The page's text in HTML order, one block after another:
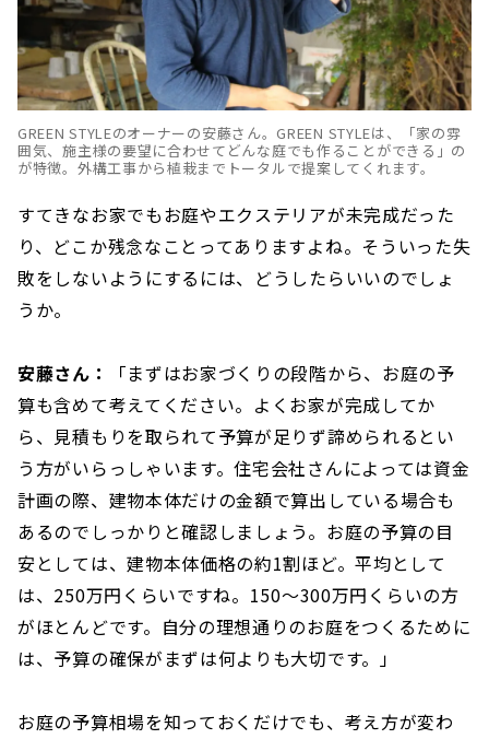
GREEN STYLEのオーナーの安藤さん。GREEN STYLEは、「家の雰
囲気、施主様の要望に合わせてどんな庭でも作ることができる」の
が特徴。外構工事から植栽までトータルで提案してくれます。
すてきなお家でもお庭やエクステリアが未完成だった
り、どこか残念なことってありますよね。そういった失
敗をしないようにするには、どうしたらいいのでしょ
うか。
安藤さん：
「まずはお家づくりの段階から、お庭の予
算も含めて考えてください。よくお家が完成してか
ら、見積もりを取られて予算が足りず諦められるとい
う方がいらっしゃいます。住宅会社さんによっては資金
計画の際、建物本体だけの金額で算出している場合も
あるのでしっかりと確認しましょう。お庭の予算の目
安としては、建物本体価格の約1割ほど。平均として
は、250万円くらいですね。150〜300万円くらいの方
がほとんどです。自分の理想通りのお庭をつくるために
は、予算の確保がまずは何よりも大切です。」
お庭の予算相場を知っておくだけでも、考え方が変わ